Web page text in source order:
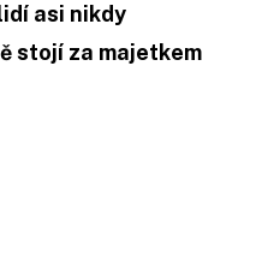
asi nikdy
stojí za majetkem